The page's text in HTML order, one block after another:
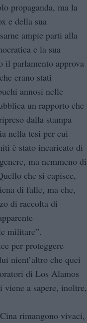
propaganda, ma la
e della sua
ampie parti alla
e la sua
parlamento approva
erano stati
annosi nelle
un rapporto che
dalla stampa
nella tesi per cui
è stato incaricato di
ma nemmeno di
che si capisce,
di falle, ma che,
di raccolta di
militare”.
per proteggere
nient’altro che quei
di Los Alamos
viene a sapere, inoltre,
rimangono vivaci,